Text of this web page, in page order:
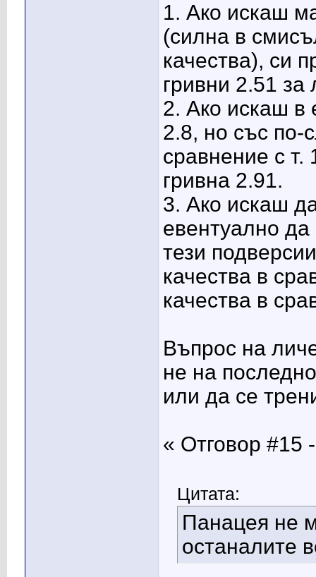
1. Ако искаш
(силна в
качества), си
гривни 2.51 за
2. Ако искаш в
2.8, но със по-
сравнение с
гривна 2.91.
3. Ако искаш
евентуално
тези
качества в
качества в
Въпрос на
не на
или да се
« Отговор #15
Цитата:
Панацея не
останалите